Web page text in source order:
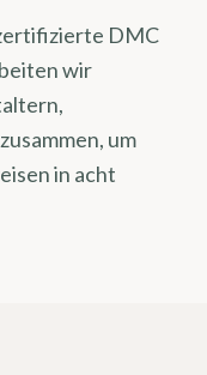
DMC
wir
um
in acht